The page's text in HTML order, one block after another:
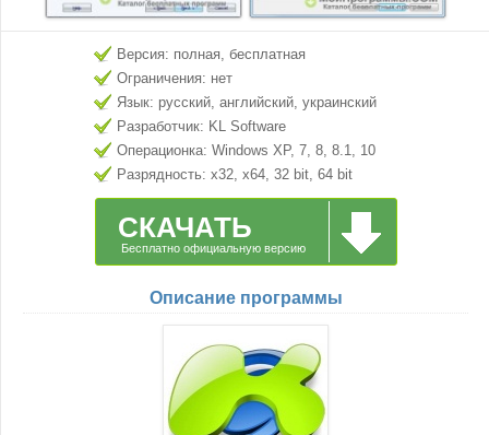
Версия: полная, бесплатная
Ограничения: нет
Язык: русский, английский, украинский
Разработчик: KL Software
Операционка: Windows XP, 7, 8, 8.1, 10
Разрядность: x32, x64, 32 bit, 64 bit
СКАЧАТЬ
Бесплатно официальную версию
Описание программы